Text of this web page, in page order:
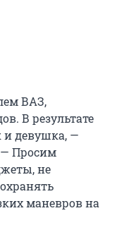
ВАЗ,
В результате
и девушка, —
Просим
не
маневров на